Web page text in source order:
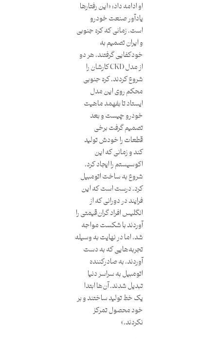
او ادامه داد: «این رفتارها
یادآور صنعت خودرو
است. زمانی که کره جنوبی
و ایران تصمیم به
خودکفایی گرفتند، هر دو
از مدل CKD کارشان را
شروع کردند. کره جنوبی
محکم روی این مدل
ایستاد تا بفهمد ماهیت
خودرو چیست و بعد
تصمیم گرفت برخی
قطعات را خودش تولید
کند و زمانی که این
اکوسیستم را ایجاد کرد،
شروع به ساخت اتومبیل
کرد. درست است که این
فرایند در دورانی که از
انگلیس افراد گران‌قیمتی را
آوردند با شکست مواجه
شد، اما در نهایت به ‌وسیله
تجربه‌هایی که به دست
آوردند، به صادرکننده
اتومبیل‌ به سراسر دنیا
تبدیل شدند. آن‌ها ابتدا
یک خط تولید ساختند و بر
خود محصول تمرکز
نکردند.»